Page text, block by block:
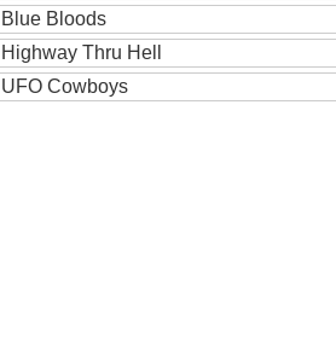
Blue Bloods
Highway Thru Hell
UFO Cowboys